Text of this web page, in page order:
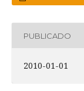
PUBLICADO
2010-01-01